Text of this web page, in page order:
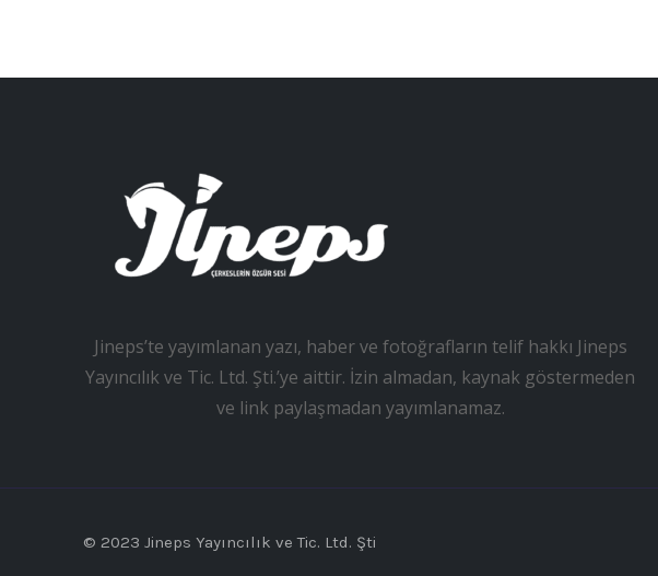
Jineps’te yayımlanan yazı, haber ve fotoğrafların telif hakkı Jineps
Yayıncılık ve Tic. Ltd. Şti.’ye aittir. İzin almadan, kaynak göstermeden
ve link paylaşmadan yayımlanamaz.
© 2023 Jineps Yayıncılık ve Tic. Ltd. Şti